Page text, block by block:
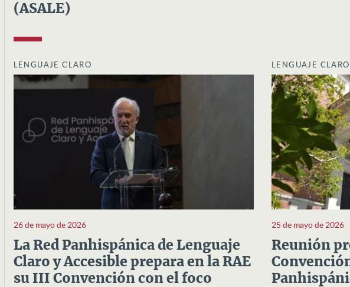
(ASALE)
LENGUAJE CLARO
26 de mayo de 2026
La Red Panhispánica de Lenguaje
Claro y Accesible prepara en la RAE
su III Convención con el foco
LENGUAJE CLARO
25 de mayo de 2026
Reunión